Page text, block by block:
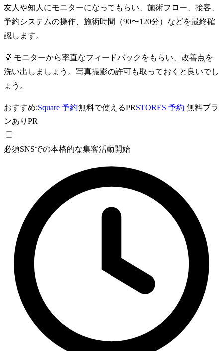
友人や知人にモニターになってもらい、施術フロー、接客、
予約システムの操作、施術時間（90〜120分）などを最終確
認します。
💡 モニターから率直なフィードバックをもらい、改善点を
洗い出しましょう。写真撮影の許可も取っておくと良いでし
ょう。
おすすめ:Square 予約無料で使えるPRSTORES 予約 無料プラ
ンあり PR
必須SNSでの本格的な集客活動開始